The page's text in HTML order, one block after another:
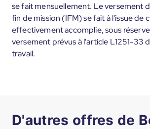
se fait mensuellement. Le versement
fin de mission (IFM) se fait à l'issue de
effectivement accomplie, sous
versement prévus à l'article L1251-33
travail.
D'autres offres de